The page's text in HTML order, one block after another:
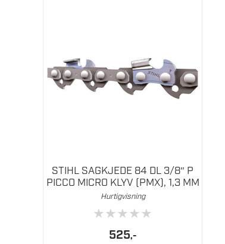
STIHL SAGKJEDE 84 DL 3/8″ P
PICCO MICRO KLYV (PMX), 1,3 MM
Hurtigvisning
★★★★★
525,-